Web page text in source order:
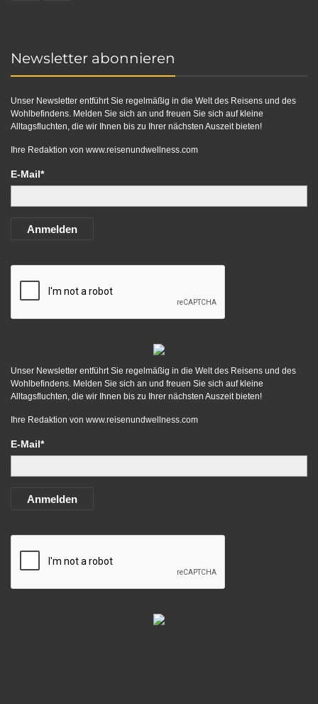
Newsletter abonnieren
Unser Newsletter entführt Sie regelmäßig in die Welt des Reisens und des
Wohlbefindens. Melden Sie sich an und freuen Sie sich auf kleine
Alltagsfluchten, die wir Ihnen bis zu Ihrer nächsten Auszeit bieten!
Ihre Redaktion von www.reisenundwellness.com
E-Mail*
Anmelden
Unser Newsletter entführt Sie regelmäßig in die Welt des Reisens und des
Wohlbefindens. Melden Sie sich an und freuen Sie sich auf kleine
Alltagsfluchten, die wir Ihnen bis zu Ihrer nächsten Auszeit bieten!
Ihre Redaktion von www.reisenundwellness.com
E-Mail*
Anmelden